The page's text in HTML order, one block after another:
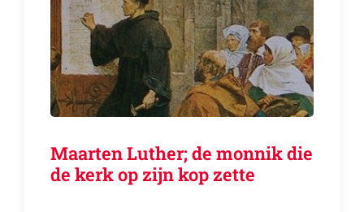
Maarten Luther; de monnik die
de kerk op zijn kop zette